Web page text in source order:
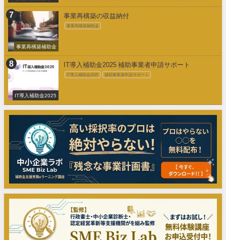
事業再構築補助金
事業再構築の収益納付
事業再構築補助金
IT導入補助金2025
IT導入補助金2025 補助事業者申請サポート
IT導入補助金2025 補助事業者申請サポート